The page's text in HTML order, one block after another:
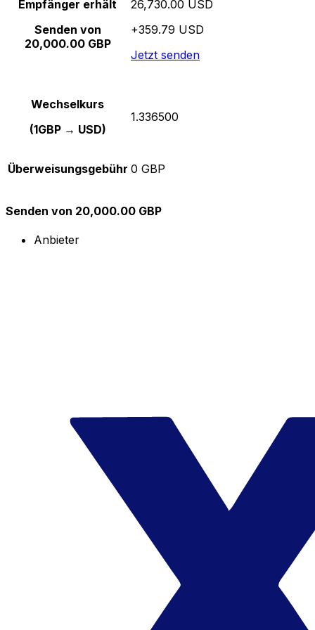
Empfänger erhält
Senden von
20,000.00 GBP
26,730.00 USD
+359.79 USD
Jetzt senden
Wechselkurs
(1GBP → USD)
1.336500
Überweisungsgebühr 0 GBP
Senden von 20,000.00 GBP
Anbieter